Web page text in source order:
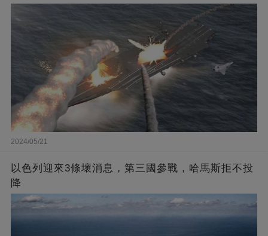
2024/05/21
以色列迎來3條壞消息，第三國參戰，哈馬斯拒不投
降